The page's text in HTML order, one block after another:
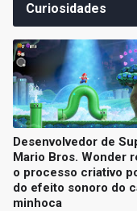
Curiosidades
Desenvolvedor de
Mario Bros. Wonder
o processo criativo
do efeito sonoro do
minhoca